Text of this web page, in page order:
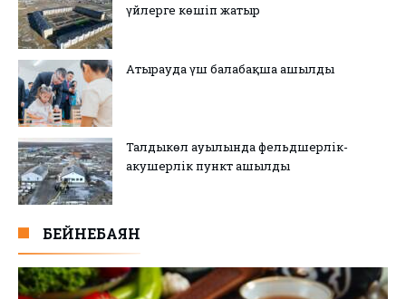
үйлерге көшіп жатыр
Атырауда үш балабақша ашылды
Талдыкөл ауылында фельдшерлік-
акушерлік пункт ашылды
БЕЙНЕБАЯН